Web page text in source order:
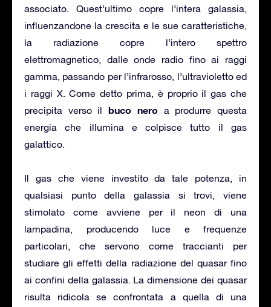
associato. Quest’ultimo copre l’intera galassia,
influenzandone la crescita e le sue caratteristiche,
la radiazione copre l’intero spettro
elettromagnetico, dalle onde radio fino ai raggi
gamma, passando per l’infrarosso, l’ultravioletto ed
i raggi X. Come detto prima, è proprio il gas che
precipita verso il
buco neroa produrre questa
energia che illumina e colpisce tutto il gas
galattico.
Il gas che viene investito da tale potenza, in
qualsiasi punto della galassia si trovi, viene
stimolato come avviene per il neon di una
lampadina, producendo luce e frequenze
particolari, che servono come traccianti per
studiare gli effetti della radiazione del quasar fino
ai confini della galassia. La dimensione dei quasar
risulta ridicola se confrontata a quella di una